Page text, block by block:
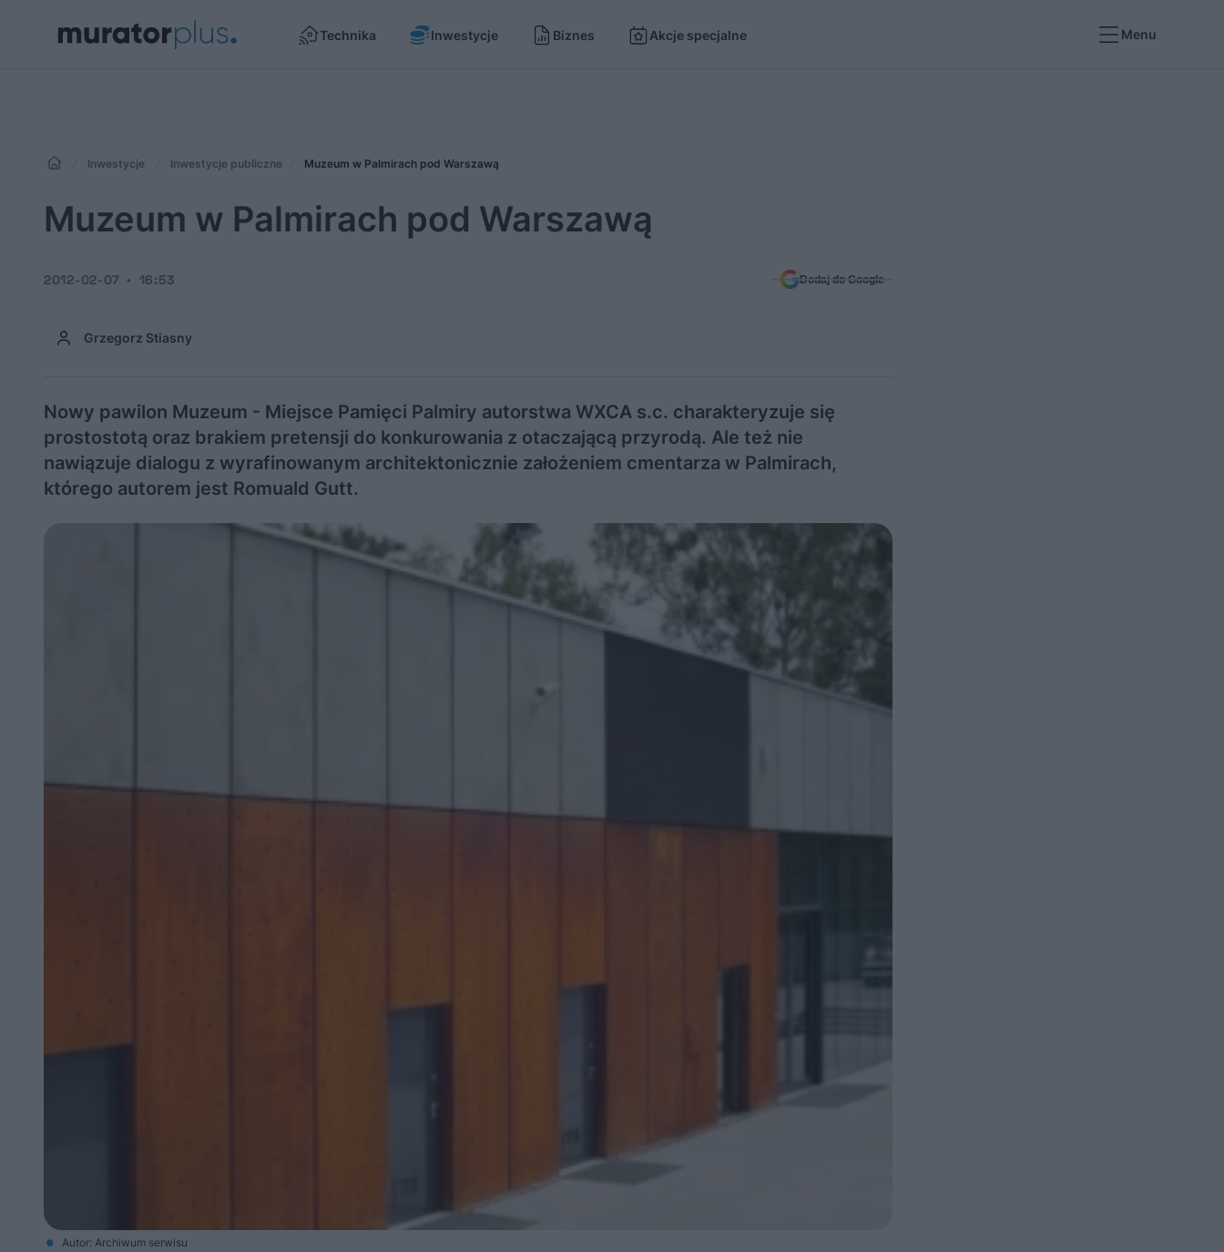
Technika Inwestycje Biznes Akcje specjalne Menu
Inwestycje Inwestycje publiczne Muzeum w Palmirach pod Warszawą
Muzeum w Palmirach pod Warszawą
Grzegorz Stiasny
2012-02-07 16:53 Dodaj do Google
Nowy pawilon Muzeum - Miejsce Pamięci Palmiry autorstwa WXCA s.c. charakteryzuje się
prostostotą oraz brakiem pretensji do konkurowania z otaczającą przyrodą. Ale też nie
nawiązuje dialogu z wyrafinowanym architektonicznie założeniem cmentarza w Palmirach,
którego autorem jest Romuald Gutt.
Autor: Archiwum serwisu